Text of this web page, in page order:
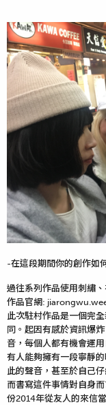
-在這段期間你的創作如
過往系列作品使用刺繡
作品官網:
此次駐村作品是一個完
同。起因有感於資訊爆
音，每個人都有機會運
有人能夠擁有一段寧靜
此的聲音，甚至於自己
而書寫這件事情對自身
份2014年從友人的來信